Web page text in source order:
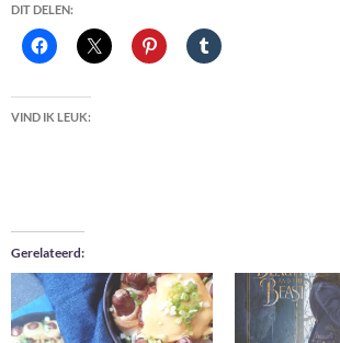
DIT DELEN:
VIND IK LEUK:
Gerelateerd